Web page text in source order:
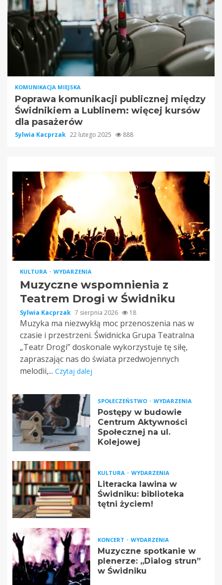
KOMUNIKACJA MIEJSKA
Poprawa komunikacji publicznej między
Świdnikiem a Lublinem: więcej kursów
dla pasażerów
Sylwia Kacprzak 22 lutego 2025 888
KULTURA WYDARZENIA
Muzyczne wspomnienia z
Teatrem Drogi w Świdniku
Sylwia Kacprzak 7 sierpnia 2026 18
Muzyka ma niezwykłą moc przenoszenia nas w
czasie i przestrzeni. Świdnicka Grupa Teatralna
„Teatr Drogi” doskonale wykorzystuje tę siłę,
zapraszając nas do świata przedwojennych
melodii,... Czytaj dalej
SPOŁECZEŃSTWO WYDARZENIA
Postępy w budowie
Centrum Aktywności
Społecznej na ul.
Kolejowej
KULTURA WYDARZENIA
Literacka lawina w
Świdniku: biblioteka
tętni życiem!
KONCERT WYDARZENIA
Muzyczne spotkanie w
plenerze: „Dialog strun”
w Świdniku